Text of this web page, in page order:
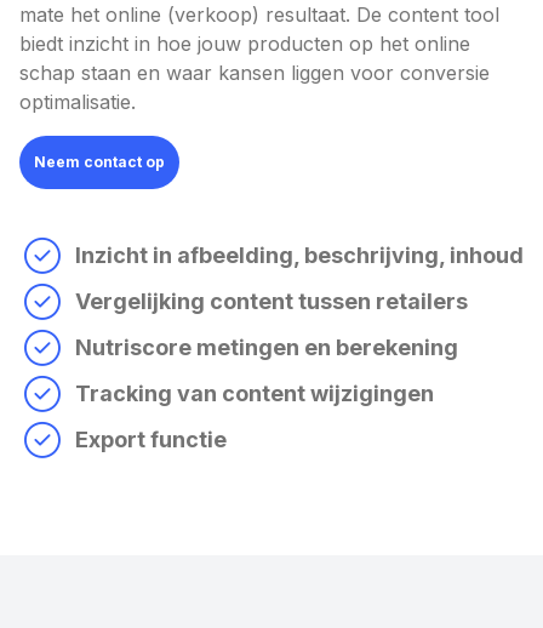
mate het online (verkoop) resultaat. De content tool
biedt inzicht in hoe jouw producten op het online
schap staan en waar kansen liggen voor conversie
optimalisatie.
Neem contact op
Inzicht in afbeelding, beschrijving, inhoud
Vergelijking content tussen retailers
Nutriscore metingen en berekening
Tracking van content wijzigingen
Export functie